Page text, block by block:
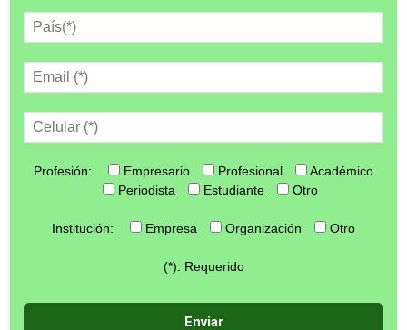
Profesión: Empresario Profesional
Académico
Periodista
Estudiante Otro
Institución: Empresa Organización Otro
(*): Requerido